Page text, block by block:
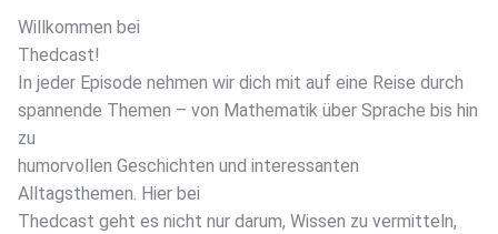
Willkommen bei
Thedcast!
In jeder Episode nehmen wir dich mit auf eine Reise durch
spannende Themen – von Mathematik über Sprache bis hin
zu
humorvollen Geschichten und interessanten
Alltagsthemen. Hier bei
Thedcast geht es nicht nur darum, Wissen zu vermitteln,